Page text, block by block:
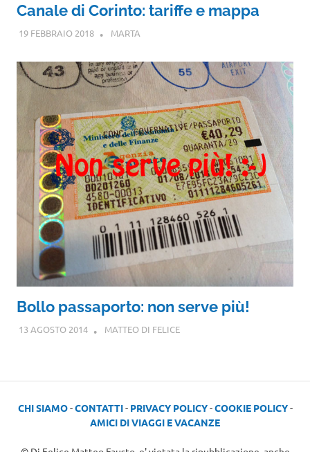
Canale di Corinto: tariffe e mappa
19 FEBBRAIO 2018 MARTA
Bollo passaporto: non serve più!
13 AGOSTO 2014 MATTEO DI FELICE
CHI SIAMO-CONTATTI- PRIVACY POLICY-COOKIE POLICY-
AMICI DI VIAGGI E VACANZE